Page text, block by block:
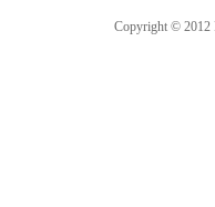
Copyright © 2012